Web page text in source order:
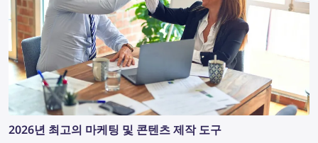
2026년 최고의 마케팅 및 콘텐츠 제작 도구